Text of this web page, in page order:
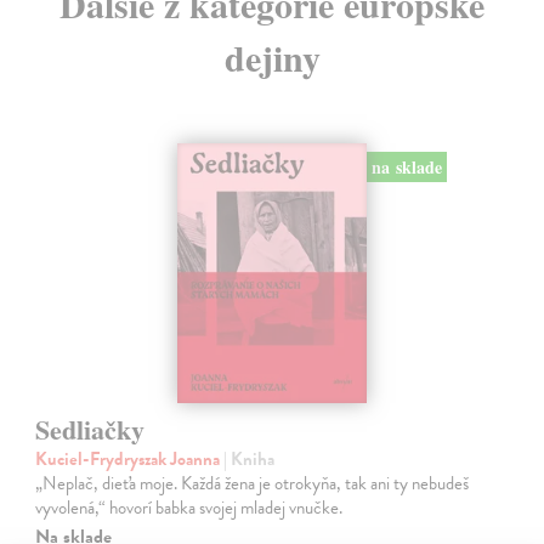
dejiny
na sklade
Sedliačky
Kuciel-Frydryszak Joanna| Kniha
„Neplač, dieťa moje. Každá žena je otrokyňa, tak ani ty nebudeš
vyvolená,“ hovorí babka svojej mladej vnučke.
Na sklade